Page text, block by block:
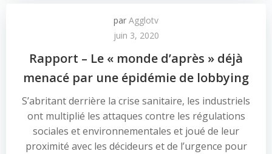
par Agglotv
juin 3, 2020
Rapport – Le « monde d’après » déjà
menacé par une épidémie de lobbying
S’abritant derrière la crise sanitaire, les industriels
ont multiplié les attaques contre les régulations
sociales et environnementales et joué de leur
proximité avec les décideurs et de l’urgence pour